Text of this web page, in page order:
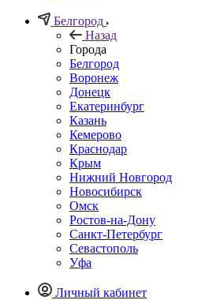
Белгород
Назад
Города
Белгород
Воронеж
Донецк
Екатеринбург
Казань
Кемерово
Краснодар
Крым
Нижний Новгород
Новосибирск
Омск
Ростов-на-Дону
Санкт-Петербург
Севастополь
Уфа
Личный кабинет